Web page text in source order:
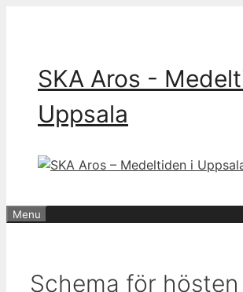
SKA Aros -
Uppsala
Menu
Schema för hösten